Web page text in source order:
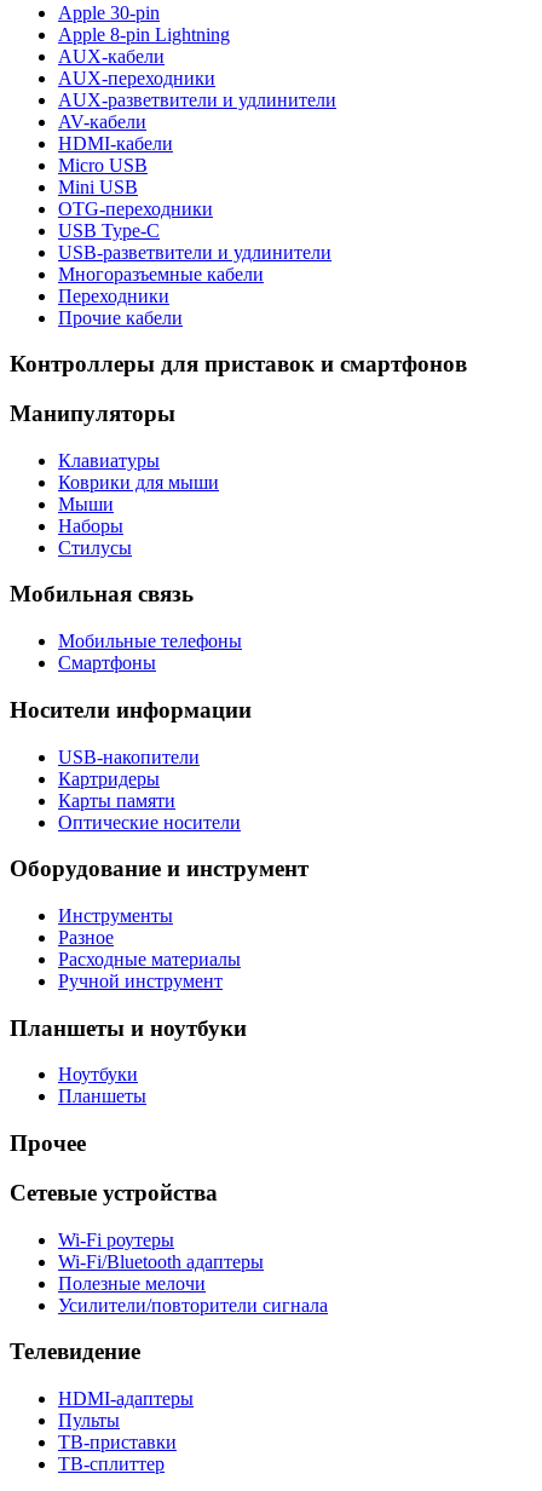
Apple 30-pin
Apple 8-pin Lightning
AUX-кабели
AUX-переходники
AUX-разветвители и удлинители
AV-кабели
HDMI-кабели
Micro USB
Mini USB
OTG-переходники
USB Type-C
USB-разветвители и удлинители
Многоразъемные кабели
Переходники
Прочие кабели
Контроллеры для приставок и смартфонов
Манипуляторы
Клавиатуры
Коврики для мыши
Мыши
Наборы
Стилусы
Мобильная связь
Мобильные телефоны
Смартфоны
Носители информации
USB-накопители
Картридеры
Карты памяти
Оптические носители
Оборудование и инструмент
Инструменты
Разное
Расходные материалы
Ручной инструмент
Планшеты и ноутбуки
Ноутбуки
Планшеты
Прочее
Сетевые устройства
Wi-Fi роутеры
Wi-Fi/Bluetooth адаптеры
Полезные мелочи
Усилители/повторители сигнала
Телевидение
HDMI-адаптеры
Пульты
ТВ-приставки
ТВ-сплиттер